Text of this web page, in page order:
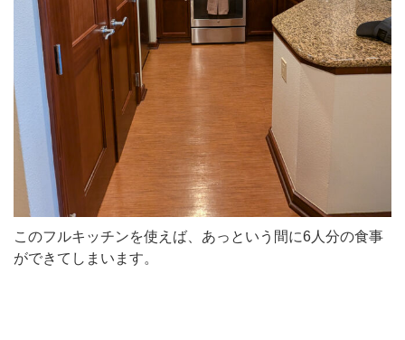
このフルキッチンを使えば、あっという間に6人分の食事
ができてしまいます。